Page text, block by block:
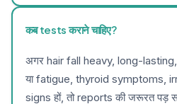
कब tests कराने चाहिए?
अगर hair fall heavy, long-lasting,
या fatigue, thyroid symptoms,
signs हों, तो reports की जरूरत पड़